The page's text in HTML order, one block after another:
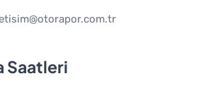
Saatleri